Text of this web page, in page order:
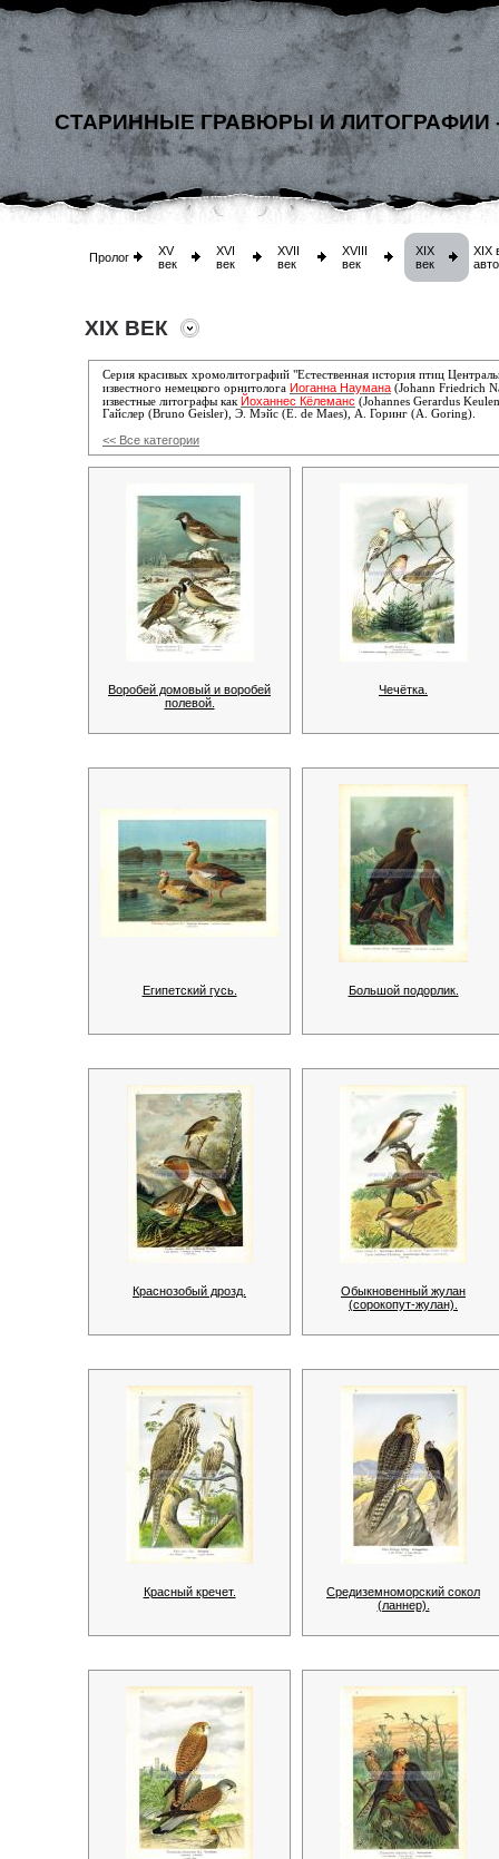
СТАРИННЫЕ ГРАВЮРЫ И ЛИТОГРАФИИ
Пролог
XV
век
XVI
век
XVII
век
XVIII
век
XIX
век
XIX
XIX ВЕК
Серия красивых хромолитографий "Естественная история птиц
известного немецкого орнитолога Иоганна Наумана (Johann Friedrich
известные литографы как Йоханнес Кёлеманс (Johannes Gerardus
Гайслер (Bruno Geisler), Э. Мэйс (E. de Maes), А. Горинг (A. Goring).
<< Все категории
Воробей домовый и воробей
полевой.
Чечётка.
Египетский гусь. Большой подорлик.
Краснозобый дрозд.
Обыкновенный жулан
(сорокопут-жулан).
Красный кречет.
Средиземноморский сокол
(ланнер).